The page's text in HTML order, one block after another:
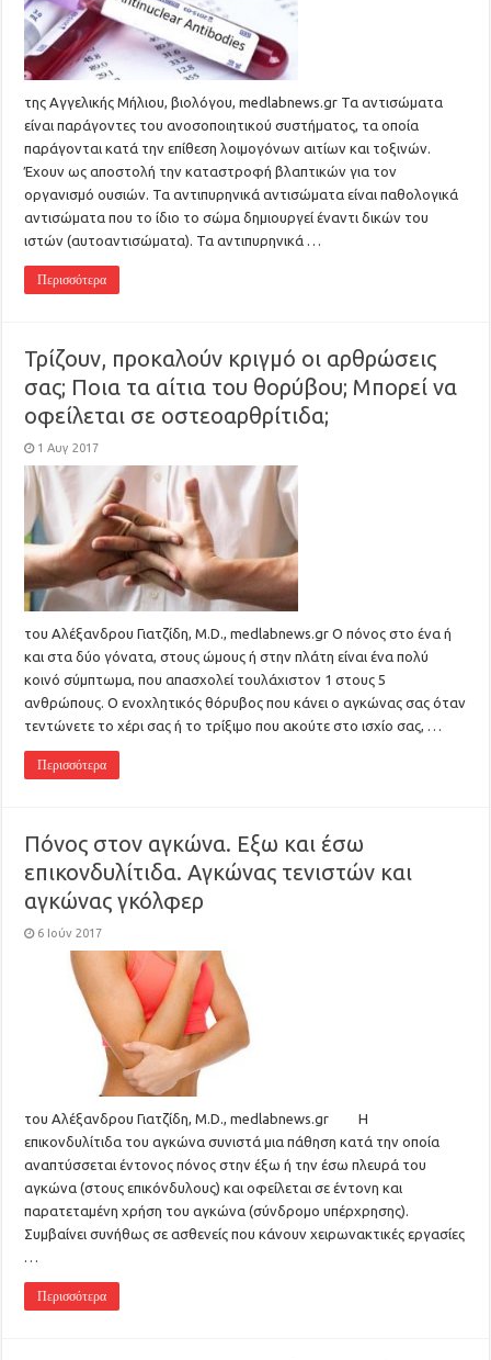
της Αγγελικής Μήλιου, βιολόγου, medlabnews.gr Τα αντισώματα
είναι παράγοντες του ανοσοποιητικού συστήματος, τα οποία
παράγονται κατά την επίθεση λοιμογόνων αιτίων και τοξινών.
Έχουν ως αποστολή την καταστροφή βλαπτικών για τον
οργανισμό ουσιών. Τα αντιπυρηνικά αντισώματα είναι παθολογικά
αντισώματα που το ίδιο το σώμα δημιουργεί έναντι δικών του
ιστών (αυτοαντισώματα). Τα αντιπυρηνικά …
Περισσότερα
Τρίζουν, προκαλούν κριγμό οι αρθρώσεις
σας; Ποια τα αίτια του θορύβου; Μπορεί να
οφείλεται σε οστεοαρθρίτιδα;
1 Αυγ 2017
του Αλέξανδρου Γιατζίδη, M.D., medlabnews.gr O πόνος στο ένα ή
και στα δύο γόνατα, στους ώμους ή στην πλάτη είναι ένα πολύ
κοινό σύμπτωμα, που απασχολεί τουλάχιστον 1 στους 5
ανθρώπους. Ο ενοχλητικός θόρυβος που κάνει ο αγκώνας σας όταν
τεντώνετε το χέρι σας ή το τρίξιμο που ακούτε στο ισχίο σας, …
Περισσότερα
Πόνος στον αγκώνα. Εξω και έσω
επικονδυλίτιδα. Αγκώνας τενιστών και
αγκώνας γκόλφερ
6 Ιούν 2017
του Αλέξανδρου Γιατζίδη, M.D., medlabnews.gr H
επικονδυλίτιδα του αγκώνα συνιστά μια πάθηση κατά την οποία
αναπτύσσεται έντονος πόνος στην έξω ή την έσω πλευρά του
αγκώνα (στους επικόνδυλους) και οφείλεται σε έντονη και
παρατεταμένη χρήση του αγκώνα (σύνδρομο υπέρχρησης).
Συμβαίνει συνήθως σε ασθενείς που κάνουν χειρωνακτικές εργασίες
Περισσότερα